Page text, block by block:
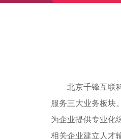
北京千锋互联
服务三大业务板块
为企业提供专业化
相关企业建立人才